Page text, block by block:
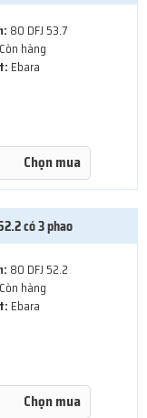
80 DFJ 53.7
Còn hàng
Ebara
Chọn mua
có 3 phao
80 DFJ 52.2
Còn hàng
Ebara
Chọn mua